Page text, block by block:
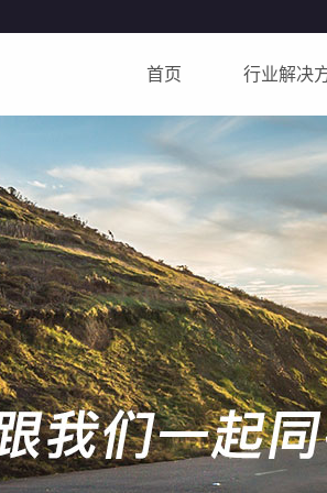
行业解决
首页